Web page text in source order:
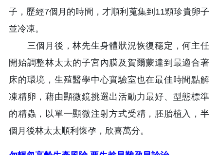
子，歷經7個月的時間，才順利蒐集到11顆珍貴卵子
並冷凍。
三個月後，林先生身體狀況恢復穩定，何主任
開始調整林太太的子宮內膜及賀爾蒙達到最適合著
床的環境，生殖醫學中心實驗室也在最佳時間點解
凍精卵，藉由顯微鏡挑選出活動力最好、型態標準
的精蟲，以單一顯微注射方式受精，胚胎植入，半
個月後林太太順利懷孕，欣喜萬分。